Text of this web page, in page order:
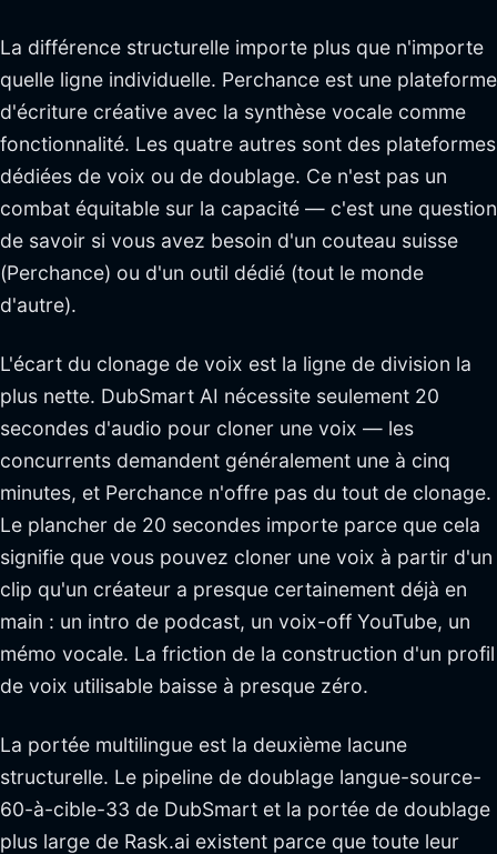
La différence structurelle importe plus que n'importe
quelle ligne individuelle. Perchance est une plateforme
d'écriture créative avec la synthèse vocale comme
fonctionnalité. Les quatre autres sont des plateformes
dédiées de voix ou de doublage. Ce n'est pas un
combat équitable sur la capacité — c'est une question
de savoir si vous avez besoin d'un couteau suisse
(Perchance) ou d'un outil dédié (tout le monde
d'autre).
L'écart du clonage de voix est la ligne de division la
plus nette. DubSmart AI nécessite seulement 20
secondes d'audio pour cloner une voix — les
concurrents demandent généralement une à cinq
minutes, et Perchance n'offre pas du tout de clonage.
Le plancher de 20 secondes importe parce que cela
signifie que vous pouvez cloner une voix à partir d'un
clip qu'un créateur a presque certainement déjà en
main : un intro de podcast, un voix-off YouTube, un
mémo vocale. La friction de la construction d'un profil
de voix utilisable baisse à presque zéro.
La portée multilingue est la deuxième lacune
structurelle. Le pipeline de doublage langue-source-
60-à-cible-33 de DubSmart et la portée de doublage
plus large de Rask.ai existent parce que toute leur